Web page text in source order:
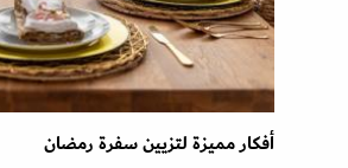
أفكار مميزة لتزيين سفرة رمضان